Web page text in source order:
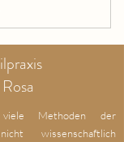
Methoden der
wissenschaftlich